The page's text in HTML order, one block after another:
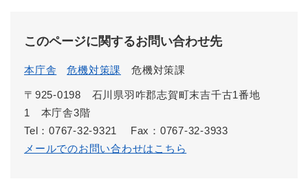
このページに関するお問い合わせ先
本庁舎 危機対策課 危機対策課
〒925-0198 石川県羽咋郡志賀町末吉千古1番地
1 本庁舎3階
Tel：0767-32-9321
Fax：0767-32-3933
メールでのお問い合わせはこちら